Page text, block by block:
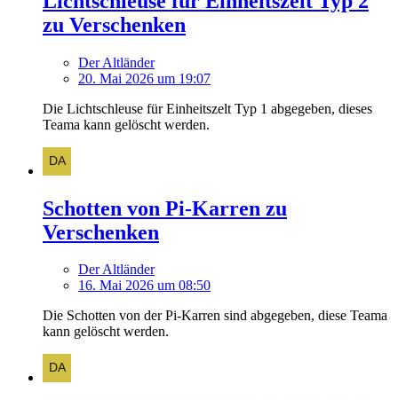
zu Verschenken
Der Altländer
20. Mai 2026 um 19:07
Die Lichtschleuse für Einheitszelt Typ 1 abgegeben, dieses
Teama kann gelöscht werden.
Schotten von Pi-Karren zu
Verschenken
Der Altländer
16. Mai 2026 um 08:50
Die Schotten von der Pi-Karren sind abgegeben, diese Teama
kann gelöscht werden.